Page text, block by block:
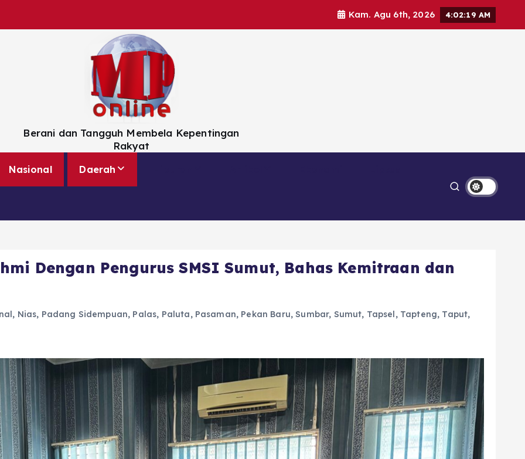
Kam. Agu 6th, 2026 4:02:21 AM
Berani dan Tangguh Membela Kepentingan
Rakyat
Nasional Daerah
Dengan Pengurus SMSI Sumut, Bahas Kemitraan dan
, Nias, Padang Sidempuan, Palas, Paluta, Pasaman, Pekan Baru,Sumbar, Sumut, Tapsel, Tapteng, Taput,